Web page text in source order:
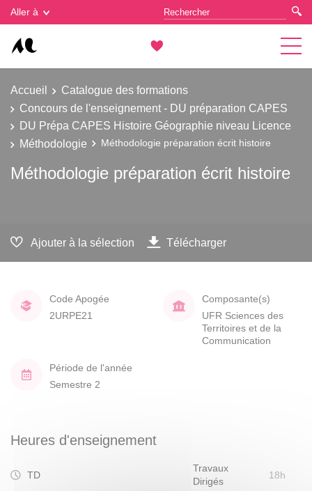
Aller à
Accueil
Catalogue des formations
Concours de l'enseignement - DU préparation CAPES
DU Prépa CAPES Histoire Géographie niveau Licence
Méthodologie
Méthodologie préparation écrit histoire
Méthodologie préparation écrit histoire
Ajouter à la sélection Télécharger
Code Apogée
2URPE21
Composante(s)
UFR Sciences des
Territoires et de la
Communication
Période de l'année
Semestre 2
Heures d'enseignement
TD
Travaux
Dirigés
18h
Gestion des cookies